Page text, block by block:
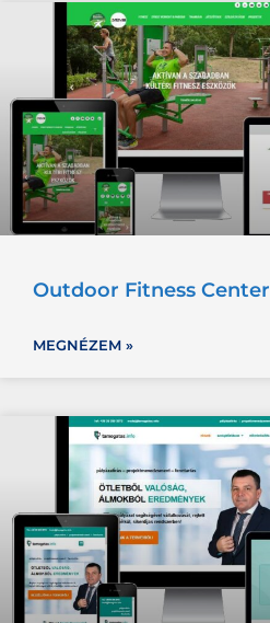
Outdoor Fitness Center
MEGNÉZEM »